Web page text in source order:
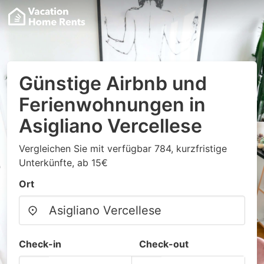
Günstige Airbnb und
Ferienwohnungen in
Asigliano Vercellese
Vergleichen Sie mit verfügbar 784, kurzfristige
Unterkünfte, ab 15€
Ort
Check-in Check-out